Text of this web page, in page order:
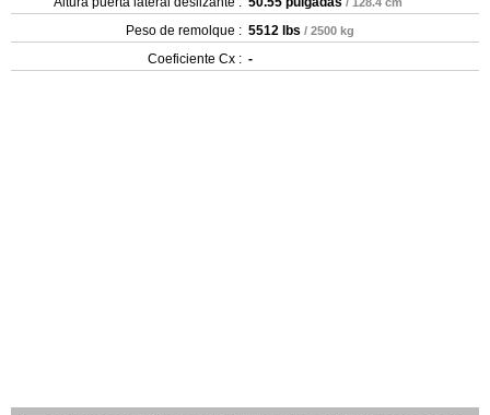
Peso de remolque : 5512 lbs / 2500 kg
Coeficiente Cx : -